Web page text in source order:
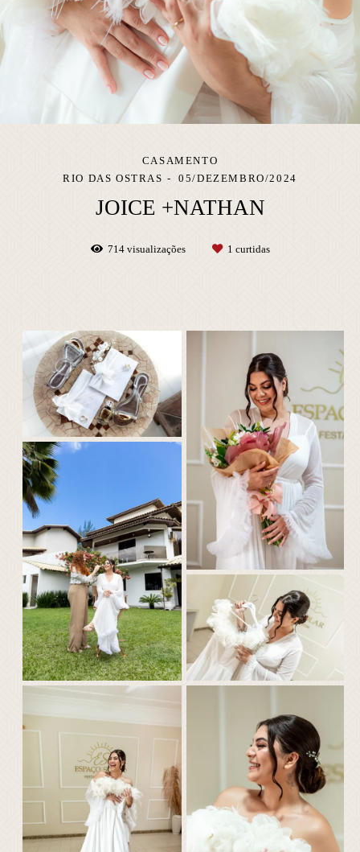
CASAMENTO
RIO DAS OSTRAS
05/DEZEMBRO/2024
JOICE +NATHAN
714visualizações 1 curtidas